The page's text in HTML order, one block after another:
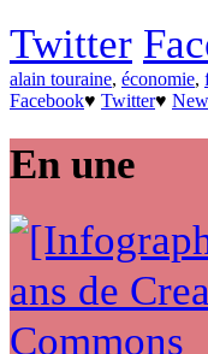
Twitter
alain touraine, économie,
Facebook♥ Twitter♥
En une